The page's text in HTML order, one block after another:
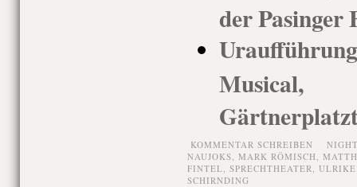
der Pasinger
KOMMENTAR SCHREIBEN
NAUJOKS, MARK RÖMISCH,
FINTEL, SPRECHTHEATER,
SCHIRNDING